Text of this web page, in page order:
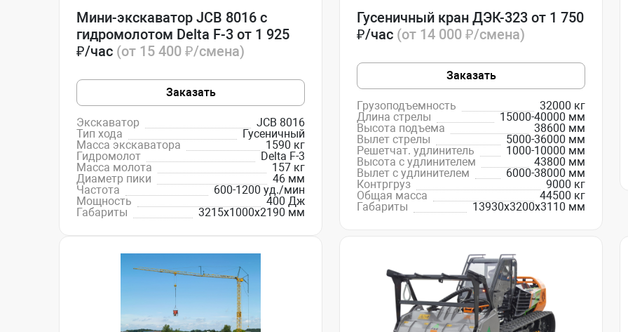
Мини-экскаватор JCB 8016 с
гидромолотом Delta F-3 от 1 925
₽/час (от 15 400 ₽/смена)
Заказать
Экскаватор
JCB 8016
Тип хода
Гусеничный
Масса экскаватора
1590 кг
Гидромолот
Delta F-3
Масса молота
157 кг
Диаметр пики
46 мм
Частота
600-1200 уд./мин
Мощность
400 Дж
Габариты
3215x1000x2190 мм
Гусеничный кран ДЭК-323 от 1 750
₽/час (от 14 000 ₽/смена)
Заказать
Грузоподъемность
32000 кг
Длина стрелы
15000-40000 мм
Высота подъема
38600 мм
Вылет стрелы
5000-36000 мм
Решетчат. удлинитель
1000-10000 мм
Высота с удлинителем
43800 мм
Вылет с удлинителем
6000-38000 мм
Контргруз
9000 кг
Общая масса
44500 кг
Габариты
13930х3200х3110 мм